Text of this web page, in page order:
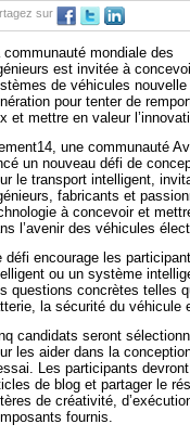
sur
communauté mondiale des
est invitée à
de véhicules nouvelle
pour tenter de
et mettre en valeur
une communauté
un nouveau défi de
le transport intelligent,
fabricants et
à concevoir et
l’avenir des véhicules
défi encourage les
ou un système
questions concrètes telles
la sécurité du véhicule
candidats seront
les aider dans la
Les participants
de blog et partager le
de créativité,
fournis.